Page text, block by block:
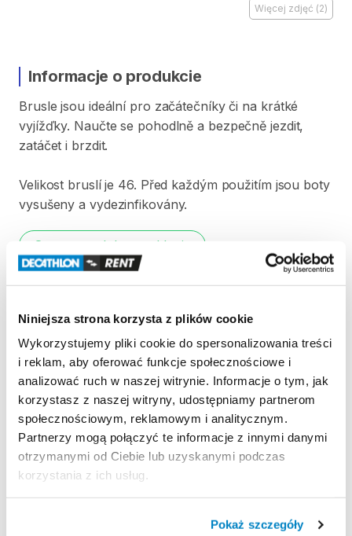
Niniejsza strona korzysta z plików cookie
Wykorzystujemy pliki cookie do spersonalizowania treści
i reklam, aby oferować funkcje społecznościowe i
analizować ruch w naszej witrynie. Informacje o tym, jak
korzystasz z naszej witryny, udostępniamy partnerom
społecznościowym, reklamowym i analitycznym.
Partnerzy mogą połączyć te informacje z innymi danymi
otrzymanymi od Ciebie lub uzyskanymi podczas
korzystania z ich usług.
Pokaż szczegóły
Więcej zdjęć (2)
Informacje o produkcie
Brusle jsou ideální pro začátečníky či na krátké
vyjížďky. Naučte se pohodlně a bezpečně jezdit​​​,​
zatáčet i brzdit.
Velikost bruslí je 46. Před každým použitím jsou boty
vysušeny a vydezinfikovány.
Strona produktu w sklepie
REGULAMIN
Regulamin wypożyczalni
KAUCJA
Pro vypůjčení produktu není vyžadována vratná či
jiná záloha. Za vypůjčení zaplatíte předem online
platební kartou. Sleva je automaticky vypočítána a
odečtena za každý den výpůjčky počínaje 4. dnem